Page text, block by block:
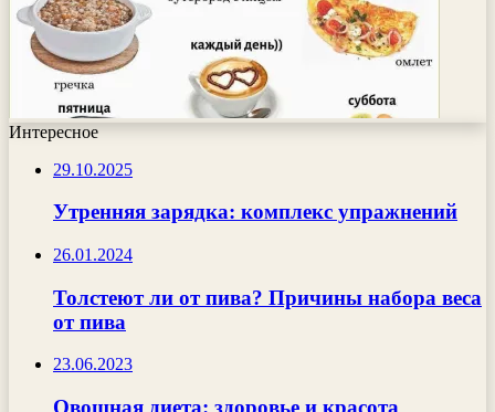
Интересное
29.10.2025
Утренняя зарядка: комплекс упражнений
26.01.2024
Толстеют ли от пива? Причины набора веса
от пива
23.06.2023
Овощная диета: здоровье и красота